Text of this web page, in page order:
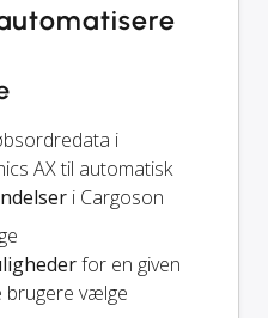
i
AX til automatisk
i Cargoson
for en given
brugere vælge